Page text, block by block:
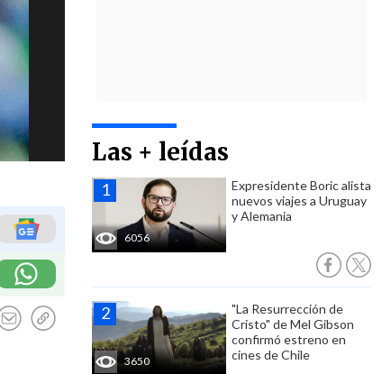
Las + leídas
6056
Expresidente Boric alista
nuevos viajes a Uruguay
y Alemania
3650
"La Resurrección de
Cristo" de Mel Gibson
confirmó estreno en
cines de Chile